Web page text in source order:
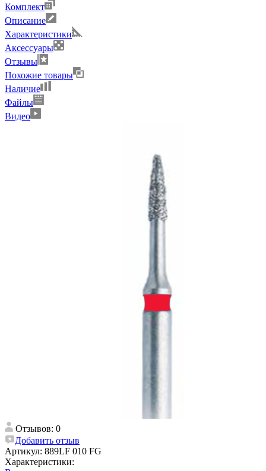
Комплект
Описание
Характеристики
Аксессуары
Отзывы
Похожие товары
Наличие
Файлы
Видео
Отзывов: 0
Добавить отзыв
Артикул: 889LF 010 FG
Характеристики: